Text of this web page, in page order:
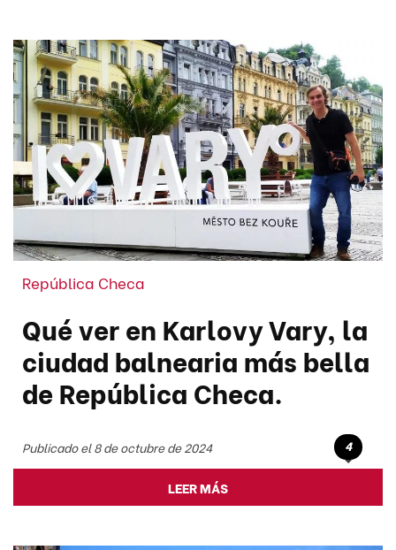
República Checa
Qué ver en Karlovy Vary, la
ciudad balnearia más bella
de República Checa.
Publicado el 8 de octubre de 2024 4
LEER MÁS